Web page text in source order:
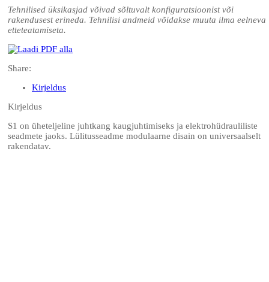
Tehnilised üksikasjad võivad sõltuvalt konfiguratsioonist või
rakendusest erineda. Tehnilisi andmeid võidakse muuta ilma eelneva
etteteatamiseta.
Share:
Kirjeldus
Kirjeldus
S1 on üheteljeline juhtkang kaugjuhtimiseks ja elektrohüdrauliliste
seadmete jaoks. Lülitusseadme modulaarne disain on universaalselt
rakendatav.